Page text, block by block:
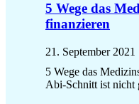
5 Wege das
finanzieren
21. September 2021
5 Wege das
Abi-Schnitt ist nicht